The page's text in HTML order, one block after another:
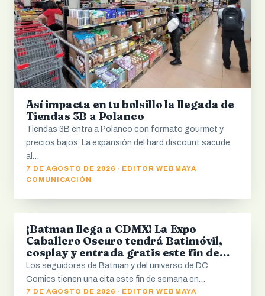
Así impacta en tu bolsillo la llegada de
Tiendas 3B a Polanco
Tiendas 3B entra a Polanco con formato gourmet y
precios bajos. La expansión del hard discount sacude
al…
7 DE AGOSTO DE 2026 · EDITOR WEB MAYA
COMUNICACIÓN
CDMX
¡Batman llega a CDMX! La Expo
Caballero Oscuro tendrá Batimóvil,
cosplay y entrada gratis este fin de
semana
Los seguidores de Batman y del universo de DC
Comics tienen una cita este fin de semana en…
7 DE AGOSTO DE 2026 · EDITOR WEB MAYA